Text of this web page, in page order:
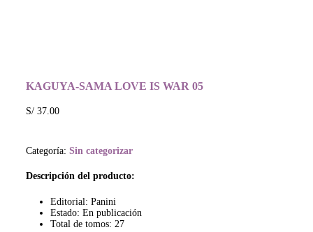
KAGUYA-SAMA LOVE IS WAR 05
S/37.00
Categoría: Sin categorizar
Descripción del producto:
Editorial: Panini
Estado: En publicación
Total de tomos: 27